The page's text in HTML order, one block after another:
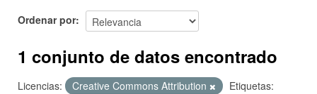
Ordenar por
1 conjunto de datos encontrado
Licencias: Creative Commons Attribution
Etiquetas: